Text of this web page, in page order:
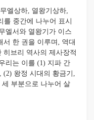
엘상하, 열왕기상하,
중간에 나누어 표시
엘서와 열왕기가 이스
서 한 권을 이루며, 역대
히브리 역사의 제사장적
리는 이를 (1) 지파 간
(2) 왕정 시대의 황금기,
부분으로 나누어 살